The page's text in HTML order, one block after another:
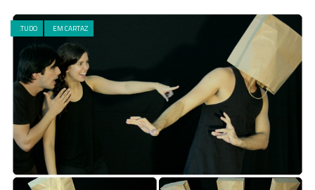
.TUDO EM CARTAZ